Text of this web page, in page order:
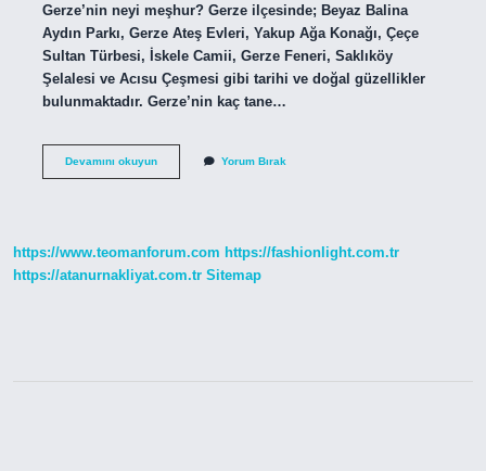
Gerze’nin neyi meşhur? Gerze ilçesinde; Beyaz Balina
Aydın Parkı, Gerze Ateş Evleri, Yakup Ağa Konağı, Çeçe
Sultan Türbesi, İskele Camii, Gerze Feneri, Saklıköy
Şelalesi ve Acısu Çeşmesi gibi tarihi ve doğal güzellikler
bulunmaktadır. Gerze’nin kaç tane…
Devamını okuyunGerzeğin
Yorum Bırak
https://www.teomanforum.com https://fashionlight.com.tr
https://atanurnakliyat.com.tr Sitemap